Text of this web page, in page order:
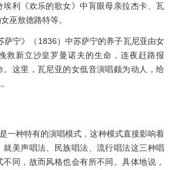
埃利《欢乐的歌女》中肓眼母亲拉杰卡、瓦
巫敖德路特等。
萨宁》（1836）中苏萨宁的养子瓦尼亚由女
救新立沙皇罗曼诺夫的生命，连夜赶路报
。这里，瓦尼亚的女低音演唱颇为动人，给
一种特有的演唱模式，这种模式直接影响着
就美声唱法、民族唱法、流行唱法这三种唱
同，故而风格也会有所不同。具体地说，